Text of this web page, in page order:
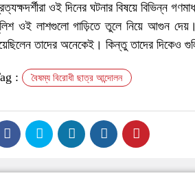
ওই দিনের ঘটনার বিষয়ে বিভিন্ন
ওই লাশগুলো গাড়িতে তুলে নিয়ে আগুন
তাদের অনেকেই। কিন্তু তাদের দিকেও
: বৈষম্য বিরোধী ছাত্র আন্দোলন